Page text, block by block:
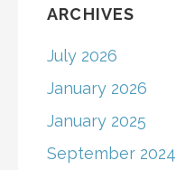
ARCHIVES
July 2026
January 2026
January 2025
September 2024